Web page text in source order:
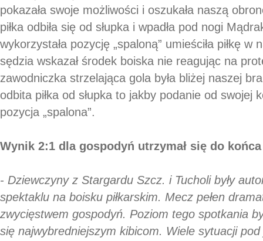
pokazała swoje możliwości i oszukała naszą
piłka odbiła się od słupka i wpadła pod nogi
wykorzystała pozycję „spaloną” umieściła piłkę
sędzia wskazał środek boiska nie reagując na
zawodniczka strzelająca gola była bliżej naszej
odbita piłka od słupka to jakby podanie od swojej
pozycja „spalona”.
Wynik 2:1 dla gospodyń utrzymał się do
- Dziewczyny z Stargardu Szcz. i Tucholi były
spektaklu na boisku piłkarskim. Mecz pełen
zwycięstwem gospodyń. Poziom tego spotkania
się najwybredniejszym kibicom. Wiele sytuacji